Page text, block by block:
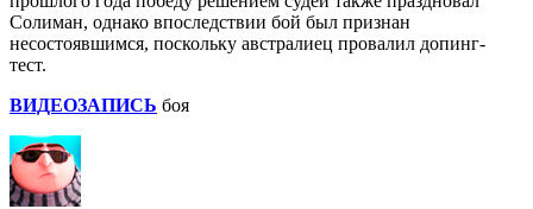
Солиман, однако впоследствии бой был признан
несостоявшимся, поскольку австралиец провалил допинг-
тест.
ВИДЕОЗАПИСЬ боя